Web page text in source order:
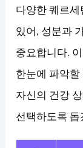
다양한 퀘르
있어, 성분과
중요합니다.
한눈에 파악
자신의 건강
선택하도록 돕